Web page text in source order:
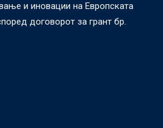
и иновации на Европската
договорот за грант бр.